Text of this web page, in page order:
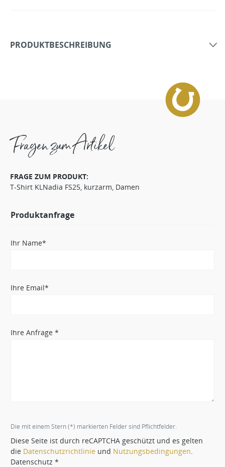
PRODUKTBESCHREIBUNG
Fragen zum Artikel
FRAGE ZUM PRODUKT:
T-Shirt KLNadia FS25, kurzarm, Damen
Produktanfrage
Ihr Name*
Ihre Email*
Ihre Anfrage *
Die mit einem Stern (*) markierten Felder sind Pflichtfelder.
Diese Seite ist durch reCAPTCHA geschützt und es gelten
die Datenschutzrichtlinie und Nutzungsbedingungen
Datenschutz *